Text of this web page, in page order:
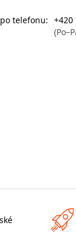
telefonu: +420